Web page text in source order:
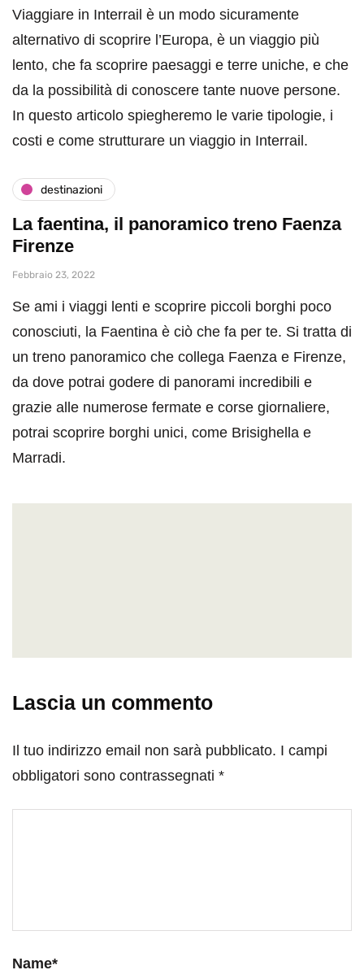
Viaggiare in Interrail è un modo sicuramente
alternativo di scoprire l’Europa, è un viaggio più
lento, che fa scoprire paesaggi e terre uniche, e che
da la possibilità di conoscere tante nuove persone.
In questo articolo spiegheremo le varie tipologie, i
costi e come strutturare un viaggio in Interrail.
destinazioni
La faentina, il panoramico treno Faenza
Firenze
Febbraio 23, 2022
Se ami i viaggi lenti e scoprire piccoli borghi poco
conosciuti, la Faentina è ciò che fa per te. Si tratta di
un treno panoramico che collega Faenza e Firenze,
da dove potrai godere di panorami incredibili e
grazie alle numerose fermate e corse giornaliere,
potrai scoprire borghi unici, come Brisighella e
Marradi.
Lascia un commento
Il tuo indirizzo email non sarà pubblicato. I campi
obbligatori sono contrassegnati *
Name*